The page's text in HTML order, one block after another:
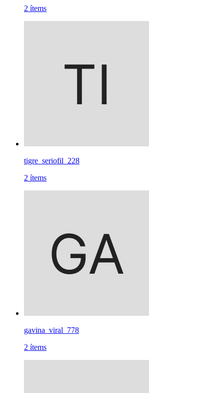
2 ítems
tigre_seriofil_228
2 ítems
gavina_viral_778
2 ítems